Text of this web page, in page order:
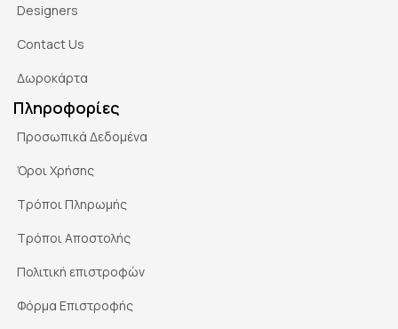
Designers
Contact Us
Δωροκάρτα
Πληροφορίες
Προσωπικά Δεδομένα
Όροι Χρήσης
Τρόποι Πληρωμής
Τρόποι Αποστολής
Πολιτική επιστροφών
Φόρμα Επιστροφής